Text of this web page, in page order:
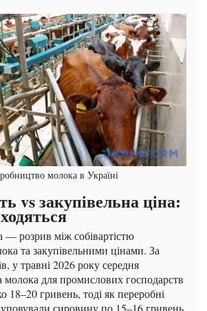
молока в Україні
vs закупівельна ціна:
розрив між собівартістю
та закупівельними цінами. За
у травні 2026 року середня
молока для промислових господарств
18–20 гривень, тоді як переробні